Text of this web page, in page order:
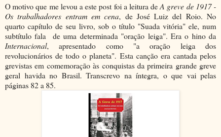
O motivo que me levou a este post foi a leitura deA greve de 1917 -
Os trabalhadores entram em cena, de José Luiz del Roio. No
quarto capítulo de seu livro, sob o título "Suada vitória" ele, num
subtítulo fala de uma determinada "oração leiga". Era o hino da
Internacional, apresentado como "a oração leiga dos
revolucionários de todo o planeta". Esta canção era cantada pelos
grevistas em comemoração às conquistas da primeira grande greve
geral havida no Brasil. Transcrevo na íntegra, o que vai pelas
páginas 82 a 85.